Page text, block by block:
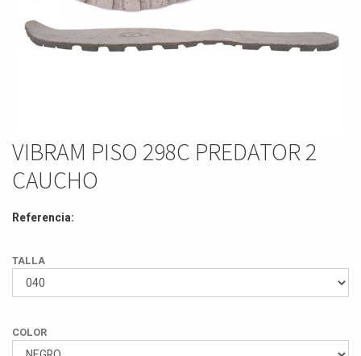
VIBRAM PISO 298C PREDATOR 2
CAUCHO
Referencia:
TALLA
COLOR